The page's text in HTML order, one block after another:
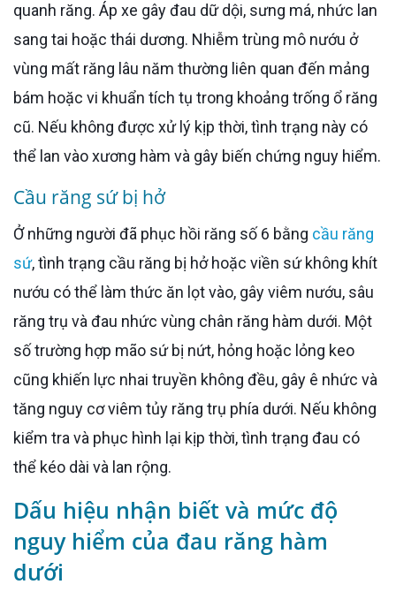
quanh răng. Áp xe gây đau dữ dội, sưng má, nhức lan
sang tai hoặc thái dương. Nhiễm trùng mô nướu ở
vùng mất răng lâu năm thường liên quan đến mảng
bám hoặc vi khuẩn tích tụ trong khoảng trống ổ răng
cũ. Nếu không được xử lý kịp thời, tình trạng này có
thể lan vào xương hàm và gây biến chứng nguy hiểm.
Cầu răng sứ bị hở
Ở những người đã phục hồi răng số 6 bằng cầu răng
sứ, tình trạng cầu răng bị hở hoặc viền sứ không khít
nướu có thể làm thức ăn lọt vào, gây viêm nướu, sâu
răng trụ và đau nhức vùng chân răng hàm dưới. Một
số trường hợp mão sứ bị nứt, hỏng hoặc lỏng keo
cũng khiến lực nhai truyền không đều, gây ê nhức và
tăng nguy cơ viêm tủy răng trụ phía dưới. Nếu không
kiểm tra và phục hình lại kịp thời, tình trạng đau có
thể kéo dài và lan rộng.
Dấu hiệu nhận biết và mức độ
nguy hiểm của đau răng hàm
dưới